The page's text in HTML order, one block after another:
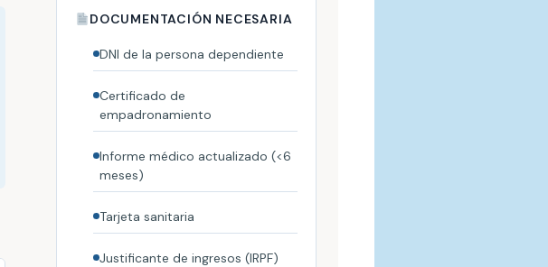
DOCUMENTACIÓN NECESARIA
DNI de la persona dependiente
Certificado de
empadronamiento
Informe médico actualizado (<6
meses)
Tarjeta sanitaria
Justificante de ingresos (IRPF)